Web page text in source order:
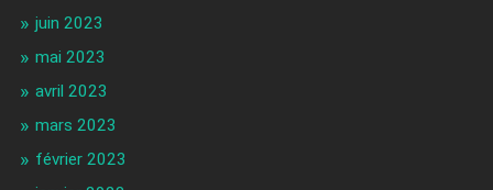
juin 2023
mai 2023
avril 2023
mars 2023
février 2023